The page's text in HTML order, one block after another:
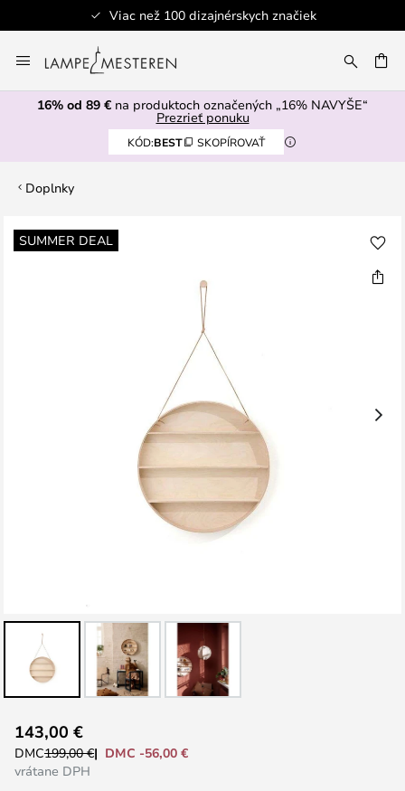
Viac než 100 dizajnérskych značiek
to
Content
16% od 89 € na produktoch označených „16% NAVYŠE“
Prezrieť ponuku
KÓD:BEST SKOPÍROVAŤ
Doplnky
SUMMER DEAL
Preskočiť
na
na
začiatok
143,00 €
DMC199,00 €
DMC -56,00 €
vrátane DPH